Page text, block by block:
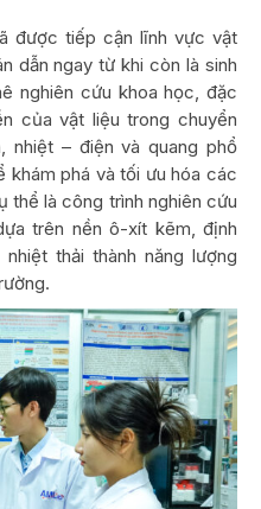
được tiếp cận lĩnh vực vật
dẫn ngay từ khi còn là sinh
nghiên cứu khoa học, đặc
của vật liệu trong chuyển
nhiệt – điện và quang phổ
khám phá và tối ưu hóa các
thể là công trình nghiên cứu
trên nền ô-xít kẽm, định
thải thành năng lượng